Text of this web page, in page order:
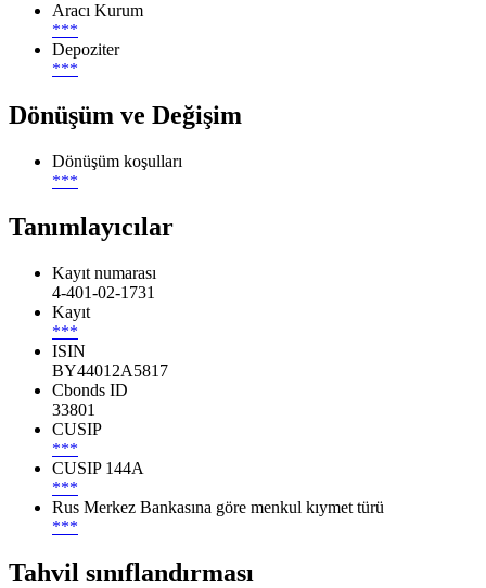
Aracı Kurum
***
Depoziter
***
Dönüşüm ve Değişim
Dönüşüm koşulları
***
Tanımlayıcılar
Kayıt numarası
4-401-02-1731
Kayıt
***
ISIN
BY44012A5817
Cbonds ID
33801
CUSIP
***
CUSIP 144A
***
Rus Merkez Bankasına göre menkul kıymet türü
***
Tahvil sınıflandırması